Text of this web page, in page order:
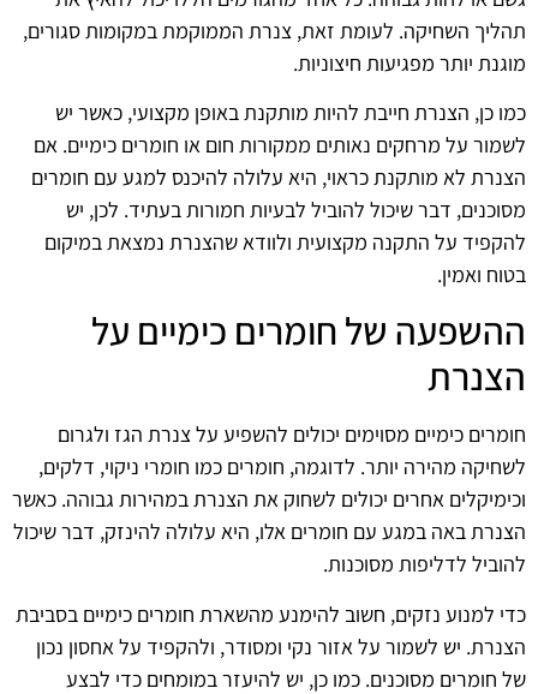
תהליך השחיקה. לעומת זאת, צנרת הממוקמת במקומות סגורים,
מוגנת יותר מפגיעות חיצוניות.
כמו כן, הצנרת חייבת להיות מותקנת באופן מקצועי, כאשר יש
לשמור על מרחקים נאותים ממקורות חום או חומרים כימיים. אם
הצנרת לא מותקנת כראוי, היא עלולה להיכנס למגע עם חומרים
מסוכנים, דבר שיכול להוביל לבעיות חמורות בעתיד. לכן, יש
להקפיד על התקנה מקצועית ולוודא שהצנרת נמצאת במיקום
בטוח ואמין.
ההשפעה של חומרים כימיים על
הצנרת
חומרים כימיים מסוימים יכולים להשפיע על צנרת הגז ולגרום
לשחיקה מהירה יותר. לדוגמה, חומרים כמו חומרי ניקוי, דלקים,
וכימיקלים אחרים יכולים לשחוק את הצנרת במהירות גבוהה. כאשר
הצנרת באה במגע עם חומרים אלו, היא עלולה להינזק, דבר שיכול
להוביל לדליפות מסוכנות.
כדי למנוע נזקים, חשוב להימנע מהשארת חומרים כימיים בסביבת
הצנרת. יש לשמור על אזור נקי ומסודר, ולהקפיד על אחסון נכון
של חומרים מסוכנים. כמו כן, יש להיעזר במומחים כדי לבצע